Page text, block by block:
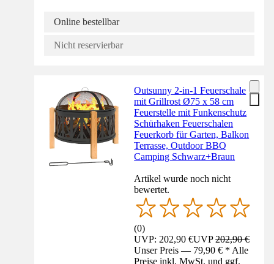
Online bestellbar
Nicht reservierbar
Outsunny 2-in-1 Feuerschale
mit Grillrost Ø75 x 58 cm
Feuerstelle mit Funkenschutz
Schürhaken Feuerschalen
Feuerkorb für Garten, Balkon
Terrasse, Outdoor BBQ
Camping Schwarz+Braun
Artikel wurde noch nicht
bewertet.
(0)
UVP: 202,90 €UVP202,90 €
Unser Preis — 79,90 € * Alle
Preise inkl. MwSt. und ggf.